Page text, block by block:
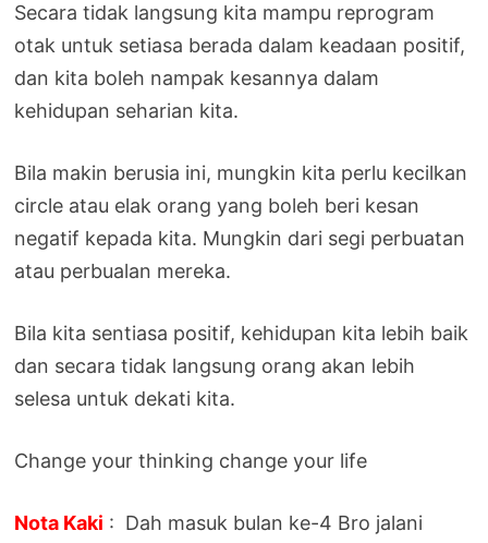
Secara tidak langsung kita mampu reprogram
otak untuk setiasa berada dalam keadaan positif,
dan kita boleh nampak kesannya dalam
kehidupan seharian kita.
Bila makin berusia ini, mungkin kita perlu kecilkan
circle atau elak orang yang boleh beri kesan
negatif kepada kita. Mungkin dari segi perbuatan
atau perbualan mereka.
Bila kita sentiasa positif, kehidupan kita lebih baik
dan secara tidak langsung orang akan lebih
selesa untuk dekati kita.
Change your thinking change your life
Nota Kaki : Dah masuk bulan ke-4 Bro jalani